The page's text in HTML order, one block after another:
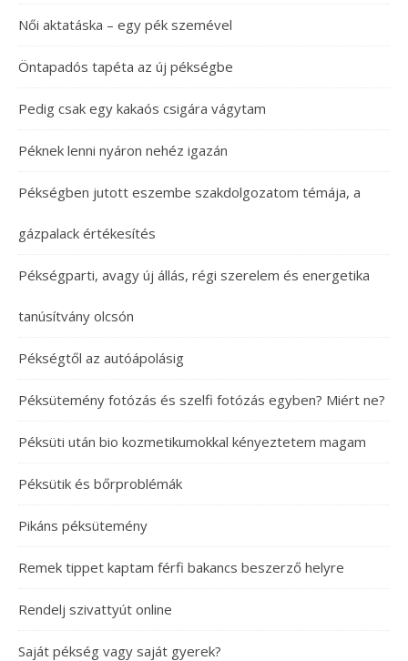
Női aktatáska – egy pék szemével
Öntapadós tapéta az új pékségbe
Pedig csak egy kakaós csigára vágytam
Péknek lenni nyáron nehéz igazán
Pékségben jutott eszembe szakdolgozatom témája, a
gázpalack értékesítés
Pékségparti, avagy új állás, régi szerelem és energetika
tanúsítvány olcsón
Pékségtől az autóápolásig
Péksütemény fotózás és szelfi fotózás egyben? Miért ne?
Péksüti után bio kozmetikumokkal kényeztetem magam
Péksütik és bőrproblémák
Pikáns péksütemény
Remek tippet kaptam férfi bakancs beszerző helyre
Rendelj szivattyút online
Saját pékség vagy saját gyerek?